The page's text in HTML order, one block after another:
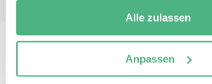
Alle zulassen
Anpassen